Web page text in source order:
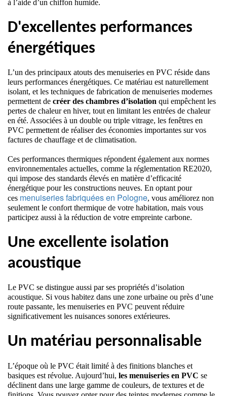
à l’aide d’un chiffon humide.
D'excellentes performances
énergétiques
L’un des principaux atouts des menuiseries en PVC réside dans
leurs performances énergétiques. Ce matériau est naturellement
isolant, et les techniques de fabrication de menuiseries modernes
permettent de créer des chambres d’isolation qui empêchent les
pertes de chaleur en hiver, tout en limitant les entrées de chaleur
en été. Associées à un double ou triple vitrage, les fenêtres en
PVC permettent de réaliser des économies importantes sur vos
factures de chauffage et de climatisation.
Ces performances thermiques répondent également aux normes
environnementales actuelles, comme la réglementation RE2020,
qui impose des standards élevés en matière d’efficacité
énergétique pour les constructions neuves. En optant pour
ces menuiseries fabriquées en Pologne, vous améliorez non
seulement le confort thermique de votre habitation, mais vous
participez aussi à la réduction de votre empreinte carbone.
Une excellente isolation
acoustique
Le PVC se distingue aussi par ses propriétés d’isolation
acoustique. Si vous habitez dans une zone urbaine ou près d’une
route passante, les menuiseries en PVC peuvent réduire
significativement les nuisances sonores extérieures.
Un matériau personnalisable
L’époque où le PVC était limité à des finitions blanches et
basiques est révolue. Aujourd’hui, les menuiseries en PVC se
déclinent dans une large gamme de couleurs, de textures et de